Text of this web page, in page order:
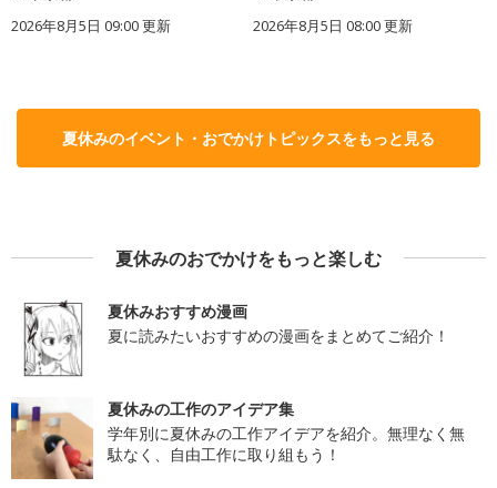
2026年8月5日 09:00更新 2026年8月5日 08:00更新
夏休みのイベント・おでかけトピックスをもっと見る
夏休みのおでかけをもっと楽しむ
夏休みおすすめ漫画
夏に読みたいおすすめの漫画をまとめてご紹介！
夏休みの工作のアイデア集
学年別に夏休みの工作アイデアを紹介。無理なく無
駄なく、自由工作に取り組もう！